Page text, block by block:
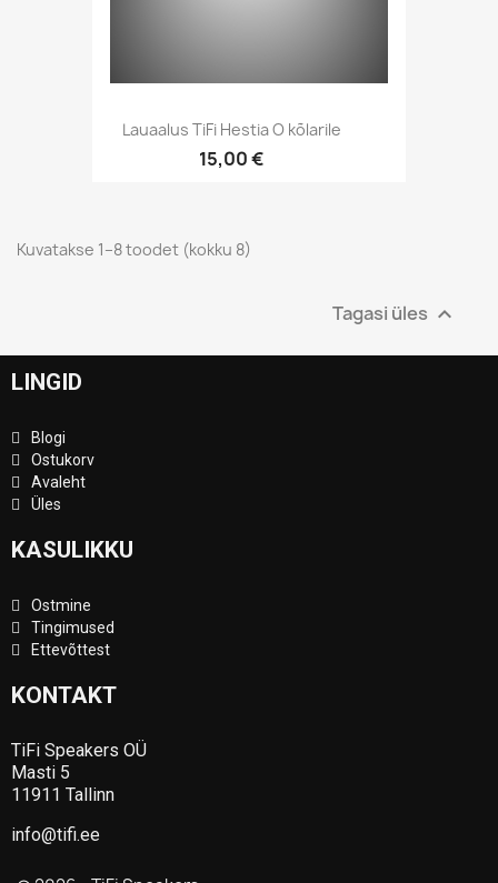
Kiirvaade
Lauaalus TiFi Hestia O kõlarile
15,00 €
Kuvatakse 1–8 toodet (kokku 8)
Tagasi üles 
LINGID
Blogi
Ostukorv
Avaleht
Üles
KASULIKKU
Ostmine
Tingimused
Ettevõttest
KONTAKT
TiFi Speakers OÜ
Masti 5
11911 Tallinn
info@tifi.ee